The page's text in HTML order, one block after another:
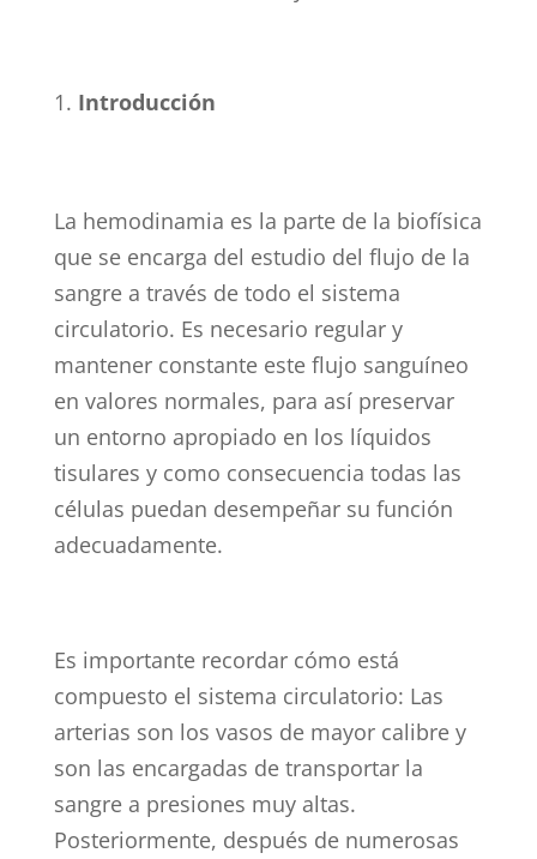
Introducción
La hemodinamia es la parte de la biofísica
que se encarga del estudio del flujo de la
sangre a través de todo el sistema
circulatorio. Es necesario regular y
mantener constante este flujo sanguíneo
en valores normales, para así preservar
un entorno apropiado en los líquidos
tisulares y como consecuencia todas las
células puedan desempeñar su función
adecuadamente.
Es importante recordar cómo está
compuesto el sistema circulatorio: Las
arterias son los vasos de mayor calibre y
son las encargadas de transportar la
sangre a presiones muy altas.
Posteriormente, después de numerosas